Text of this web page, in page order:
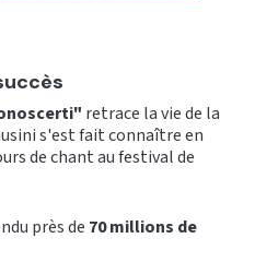
retrace la vie de la
s'est fait connaître en
de chant au festival de
près de 70 millions de